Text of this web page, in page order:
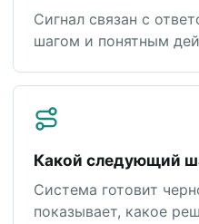
Сигнал связан с
шагом и понятным
Какой следующий
Система готовит
показывает, какое